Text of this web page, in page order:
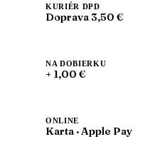
KURIÉR DPD
Doprava 3,50 €
NA DOBIERKU
+ 1,00 €
ONLINE
Karta · Apple Pay